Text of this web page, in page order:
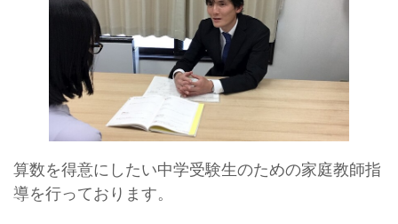
算数を得意にしたい中学受験生のための家庭教師指
導を行っております。